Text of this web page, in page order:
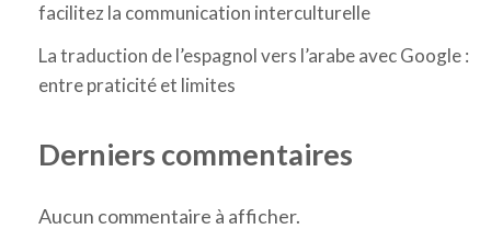
facilitez la communication interculturelle
La traduction de l’espagnol vers l’arabe avec Google :
entre praticité et limites
Derniers commentaires
Aucun commentaire à afficher.